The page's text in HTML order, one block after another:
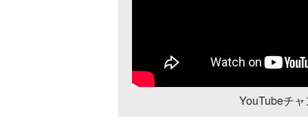
YouTubeチ